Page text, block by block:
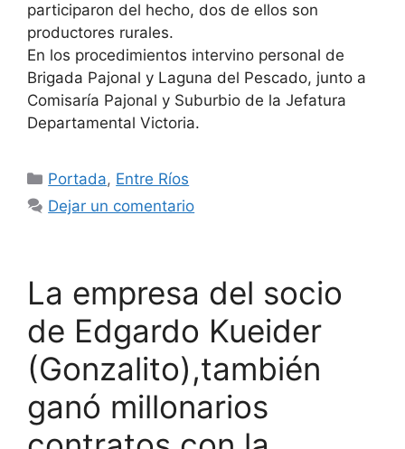
participaron del hecho, dos de ellos son
productores rurales.
En los procedimientos intervino personal de
Brigada Pajonal y Laguna del Pescado, junto a
Comisaría Pajonal y Suburbio de la Jefatura
Departamental Victoria.
Categorías
Portada, Entre Ríos
Dejar un comentario
La empresa del socio
de Edgardo Kueider
(Gonzalito),también
ganó millonarios